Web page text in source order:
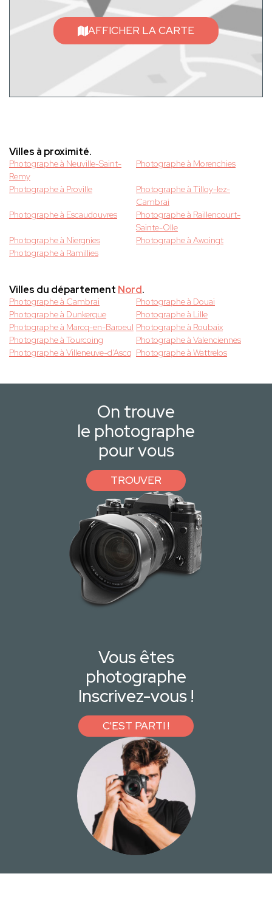
AFFICHER LA CARTE
Villes à proximité.
Photographe à Neuville-Saint-
Remy
Photographe à Morenchies
Photographe à Proville
Photographe à Tilloy-lez-
Cambrai
Photographe à Escaudouvres
Photographe à Raillencourt-
Sainte-Olle
Photographe à Niergnies
Photographe à Awoingt
Photographe à Ramillies
Villes du département Nord.
Photographe à Cambrai
Photographe à Douai
Photographe à Dunkerque
Photographe à Lille
Photographe à Marcq-en-Baroeul Photographe à Roubaix
Photographe à Tourcoing
Photographe à Valenciennes
Photographe à Villeneuve-d’Ascq Photographe à Wattrelos
On trouve
le photographe
pour vous
TROUVER
Vous êtes
photographe
Inscrivez-vous !
C'EST PARTI !